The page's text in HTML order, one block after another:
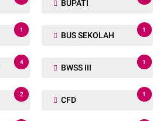
BUPATI
1
BUS SEKOLAH
1
4
BWSS III
1
2
CFD
1